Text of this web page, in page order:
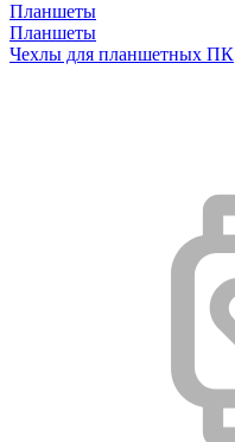
Планшеты
Планшеты
Чехлы для планшетных ПК